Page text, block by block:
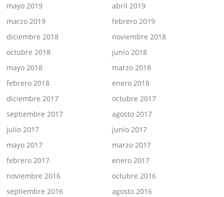
mayo 2019
abril 2019
marzo 2019
febrero 2019
diciembre 2018
noviembre 2018
octubre 2018
junio 2018
mayo 2018
marzo 2018
febrero 2018
enero 2018
diciembre 2017
octubre 2017
septiembre 2017
agosto 2017
julio 2017
junio 2017
mayo 2017
marzo 2017
febrero 2017
enero 2017
noviembre 2016
octubre 2016
septiembre 2016
agosto 2016